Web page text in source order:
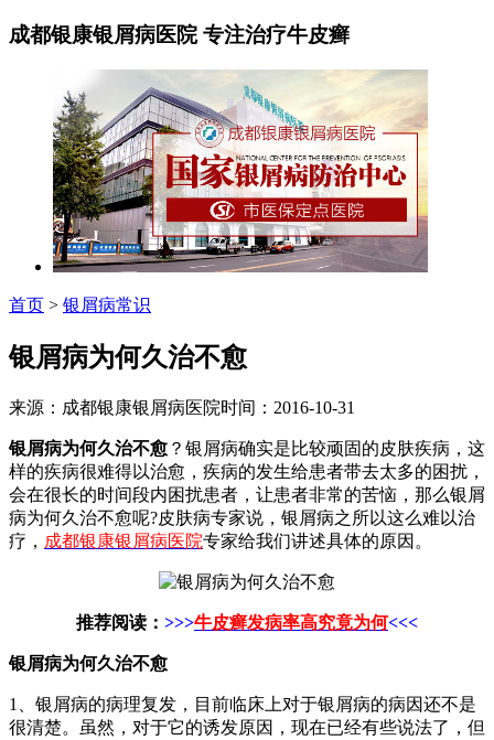
成都银康银屑病医院 专注治疗牛皮癣
首页 > 银屑病常识
银屑病为何久治不愈
来源：成都银康银屑病医院时间：2016-10-31
银屑病为何久治不愈 ？银屑病确实是比较顽固的皮肤疾病，这
样的疾病很难得以治愈，疾病的发生给患者带去太多的困扰，
会在很长的时间段内困扰患者，让患者非常的苦恼，那么银屑
病为何久治不愈呢?皮肤病专家说，银屑病之所以这么难以治
疗， 成都银康银屑病医院专家给我们讲述具体的原因。
推荐阅读： >>>牛皮癣发病率高究竟为何<<<
银屑病为何久治不愈
1、银屑病的病理复发，目前临床上对于银屑病的病因还不是
很清楚。虽然，对于它的诱发原因，现在已经有些说法了，但